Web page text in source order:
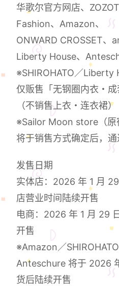
华歌尔官方网店、
Fashion、Amazon、
ONWARD CROSSET、
Liberty House、
※SHIROHATO／
仅贩售「无钢圈内衣・成
（不销售上衣・连衣裙）
※Sailor Moon store（原
将于销售方式确定后，
发售日期
实体店：2026 年 1 月
店营业时间陆续开售
电商：2026 年 1 月 29
开售
※Amazon／
Anteschure 将于 2026
货后陆续开售